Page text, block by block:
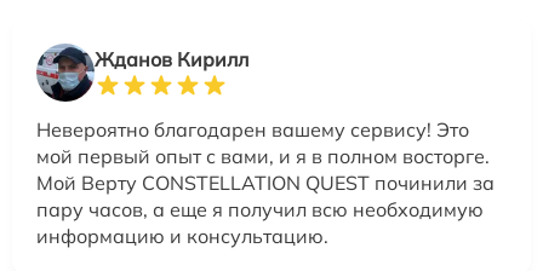
Жданов Кирилл
Невероятно благодарен вашему сервису! Это
мой первый опыт с вами, и я в полном восторге.
Мой Верту CONSTELLATION QUEST починили за
пару часов, а еще я получил всю необходимую
информацию и консультацию.